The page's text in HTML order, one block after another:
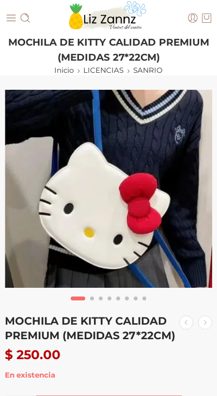
MOCHILA DE KITTY CALIDAD PREMIUM
(MEDIDAS 27*22CM)
Inicio LICENCIAS SANRIO
MOCHILA DE KITTY CALIDAD
PREMIUM (MEDIDAS 27*22CM)
$ 250.00
En existencia